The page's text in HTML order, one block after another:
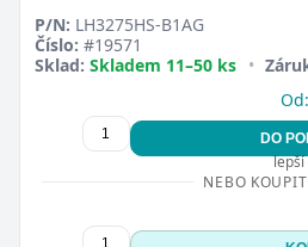
P/N: LH3275HS-B1AG
Číslo: #19571
Sklad: Skladem 11–50 ks •
Od:
DO
lepší
NEBO